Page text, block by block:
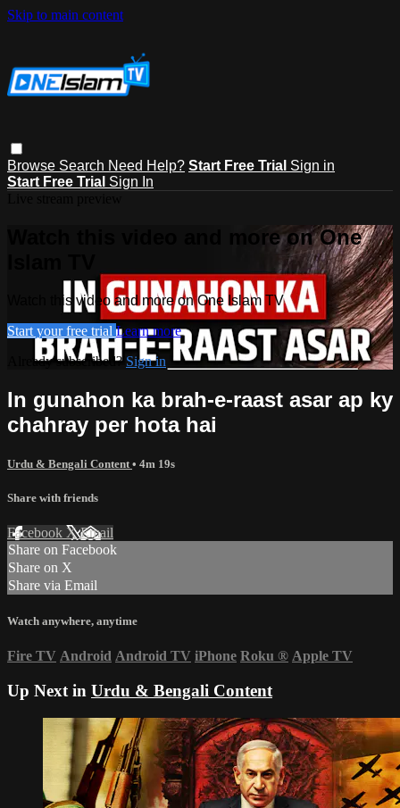
Skip to main content
Browse Search Need Help? Start Free Trial Sign in
Start Free Trial Sign In
Watch this video and more on One
Watch this video and more on One Islam TV
Start your free trial Learn more
Already subscribed? Sign in
In gunahon ka brah-e-raast asar ap ky
chahray per hota hai
Urdu & Bengali Content • 4m 19s
Share with friends
Facebook XEmail
Share on Facebook
Share on X
Share via Email
Watch anywhere, anytime
Fire TV Android Android TV iPhone Roku ® Apple TV
Up Next in Urdu & Bengali Content